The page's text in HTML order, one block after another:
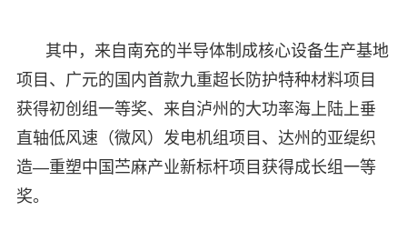
其中，来自南充的半导体制成核心设备生产基地
项目、广元的国内首款九重超长防护特种材料项目
获得初创组一等奖、来自泸州的大功率海上陆上垂
直轴低风速（微风）发电机组项目、达州的亚缇织
造—重塑中国苎麻产业新标杆项目获得成长组一等
奖。